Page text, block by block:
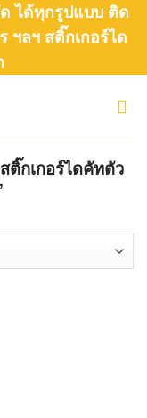
ได้ทุกรูปแบบ ติด
ฯลฯ สติ๊กเกอร์ได
ติ๊กเกอร์ไดคัทตัว